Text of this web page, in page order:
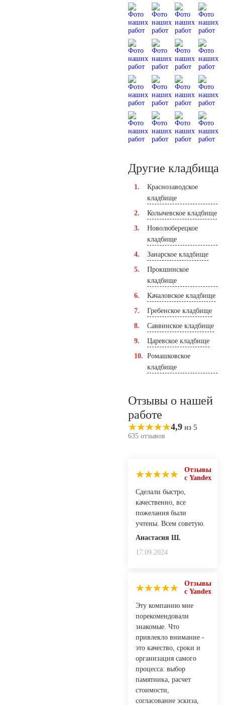
Другие кладбища
Краснозаводское
кладбище
Колычевское кладбище
Новолюберецкое
кладбище
Занарское кладбище
Прокшинское
кладбище
Качаловское кладбище
Гребенское кладбище
Саввинское кладбище
Царевское кладбище
Ромашковское
кладбище
Отзывы о нашей
работе
4,9 из 5
635 отзывов
Отзывы
с Yandex
Сделали быстро,
качественно, все
пожелания были
учтены. Всем советую.
Анастасия Ш.
17.09.2024
Отзывы
с Yandex
Эту компанию мне
порекомендовали
знакомые. Что
привлекло внимание -
это качество, сроки и
организация самого
процесса: выбор
памятника, расчет
стоимости,
согласование эскиза,